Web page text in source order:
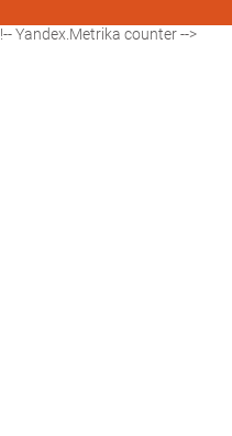
!-- Yandex.Metrika counter -->